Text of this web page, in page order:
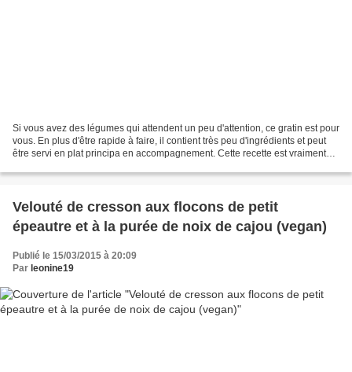
Si vous avez des légumes qui attendent un peu d'attention, ce gratin est pour
vous. En plus d'être rapide à faire, il contient très peu d'ingrédients et peut
être servi en plat principa en accompagnement. Cette recette est vraiment
Velouté de cresson aux flocons de petit
épeautre et à la purée de noix de cajou (vegan)
Publié le 15/03/2015 à 20:09
Par leonine19